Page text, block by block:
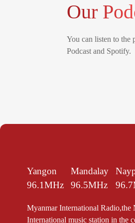
Our
You can listen to the
Podcast and Spotify.
Yangon
96.1MHz
Mandalay
96.5MHz
Myanmar International Radio,the
International music station in the